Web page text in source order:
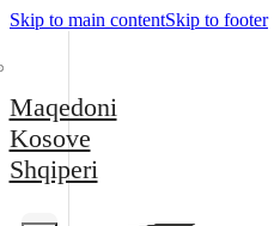
Skip to main contentSkip to footer
Maqedoni
Kosove
Shqiperi